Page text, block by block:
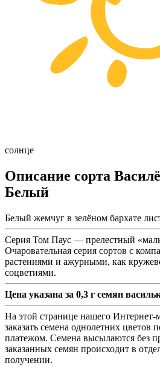
солнце
Описание сорта
Белый
Белый жемчуг в зелёном бархате
Серия Том Паус — прелестный
Очаровательная серия сортов с
растениями и ажурными, как
соцветиями.
Цена указана за 0,3 г семян
На этой странице нашего
заказать семена однолетних
платежом. Семена высылаются без
заказанных семян происходит в
получении.